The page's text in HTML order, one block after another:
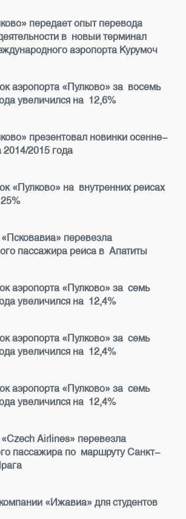
передает опыт перевода
в новый терминал
аэропорта Курумоч
аэропорта «Пулково» за восемь
увеличился на 12,6%
презентовал новинки осенне-
2014/2015 года
«Пулково» на внутренних рейсах
перевезла
пассажира рейса в Апатиты
аэропорта «Пулково» за семь
увеличился на 12,4%
аэропорта «Пулково» за семь
увеличился на 12,4%
аэропорта «Пулково» за семь
увеличился на 12,4%
Airlines» перевезла
пассажира по маршруту Санкт-
«Ижавиа» для студентов